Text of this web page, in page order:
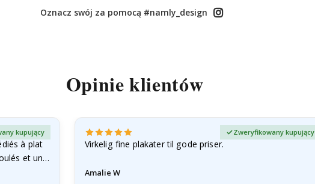
Oznacz swój za pomocą #namly_design
Opinie klientów
à plat
et un…
kupujący
Virkelig fine plakater til gode priser.
Amalie W
Zweryfikowany kupujący